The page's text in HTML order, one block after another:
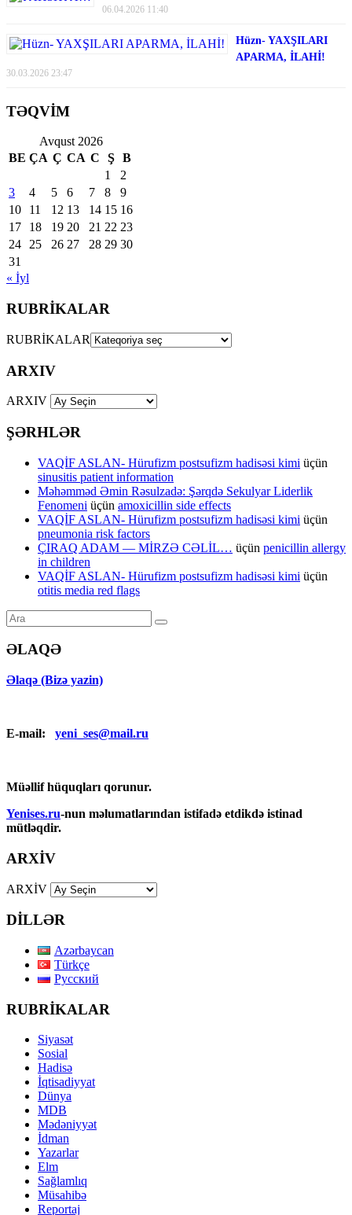
06.04.2026 11:40
Hüzn- YAXŞILARI
APARMA, İLAHİ!
30.03.2026 23:47
TƏQVİM
Avqust 2026
BE ÇA Ç CA C Ş
B
1
2
3
4 5 6 7 8
9
10
11 12 13 14 15 16
17
18 19 20 21 22 23
24 25 26 27 28 29 30
31
« İyl
RUBRİKALAR
RUBRİKALAR
ARXIV
ARXIV
ŞƏRHLƏR
VAQİF ASLAN- Hürufizm postsufizm hadisəsi kimi üçün
sinusitis patient information
Məhəmməd Əmin Rəsulzadə: Şərqdə Sekulyar Liderlik
Fenomeni üçün amoxicillin side effects
VAQİF ASLAN- Hürufizm postsufizm hadisəsi kimi üçün
pneumonia risk factors
ÇIRAQ ADAM — MİRZƏ CƏLİL… üçün penicillin allergy
in children
VAQİF ASLAN- Hürufizm postsufizm hadisəsi kimi üçün
otitis media red flags
ƏLAQƏ
Əlaqə (Bizə yazin)
E-mail: yeni_ses@mail.ru
Müəllif hüquqları qorunur.
Yenises.ru-nun məlumatlarından istifadə etdikdə istinad
mütləqdir.
ARXİV
ARXİV
DİLLƏR
Azərbaycan
Türkçe
Русский
RUBRİKALAR
Siyasət
Sosial
Hadisə
İqtisadiyyat
Dünya
MDB
Mədəniyyət
İdman
Yazarlar
Elm
Sağlamlıq
Müsahibə
Reportaj